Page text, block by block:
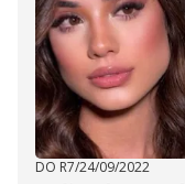
DO R7/24/09/2022